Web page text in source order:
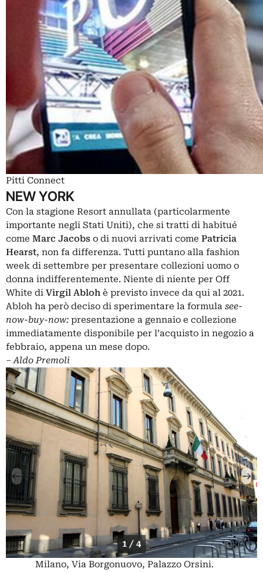
Pitti Connect
NEW YORK
Con la stagione Resort annullata (particolarmente
importante negli Stati Uniti), che si tratti di habitué
come Marc Jacobs o di nuovi arrivati ​​come Patricia
Hearst, non fa differenza. Tutti puntano alla fashion
week di settembre per presentare collezioni uomo o
donna indifferentemente. Niente di niente per Off
White di Virgil Abloh è previsto invece da qui al 2021.
Abloh ha però deciso di sperimentare la formula see-
now-buy-now: presentazione a gennaio e collezione
immediatamente disponibile per l’acquisto in negozio a
febbraio, appena un mese dopo.
‒Aldo Premoli
1 / 4
Milano, Via Borgonuovo, Palazzo Orsini.